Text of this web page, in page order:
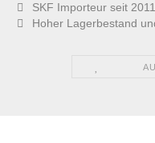
SKF Importeur seit 2011
Hoher Lagerbestand